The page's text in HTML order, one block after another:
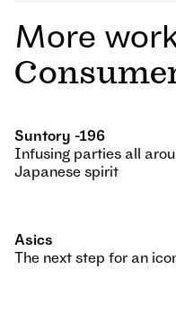
More
Suntory -196
Infusing parties all
Japanese spirit
Asics
The next step for an